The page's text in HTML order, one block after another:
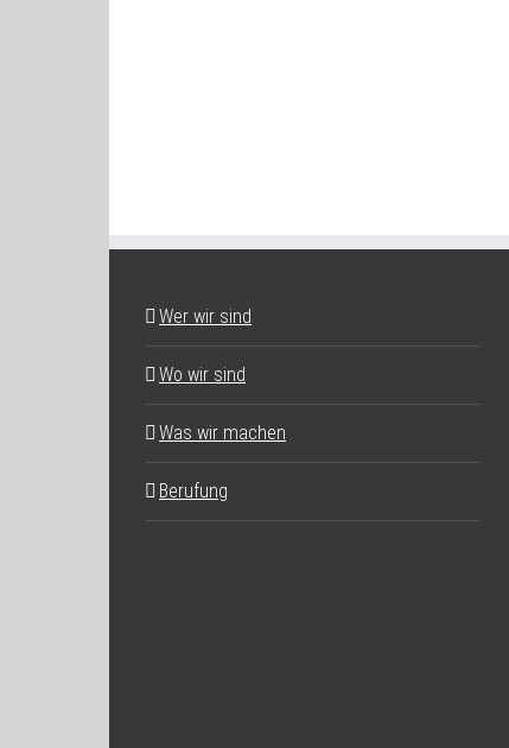
Wer wir sind
Wo wir sind
Was wir machen
Berufung